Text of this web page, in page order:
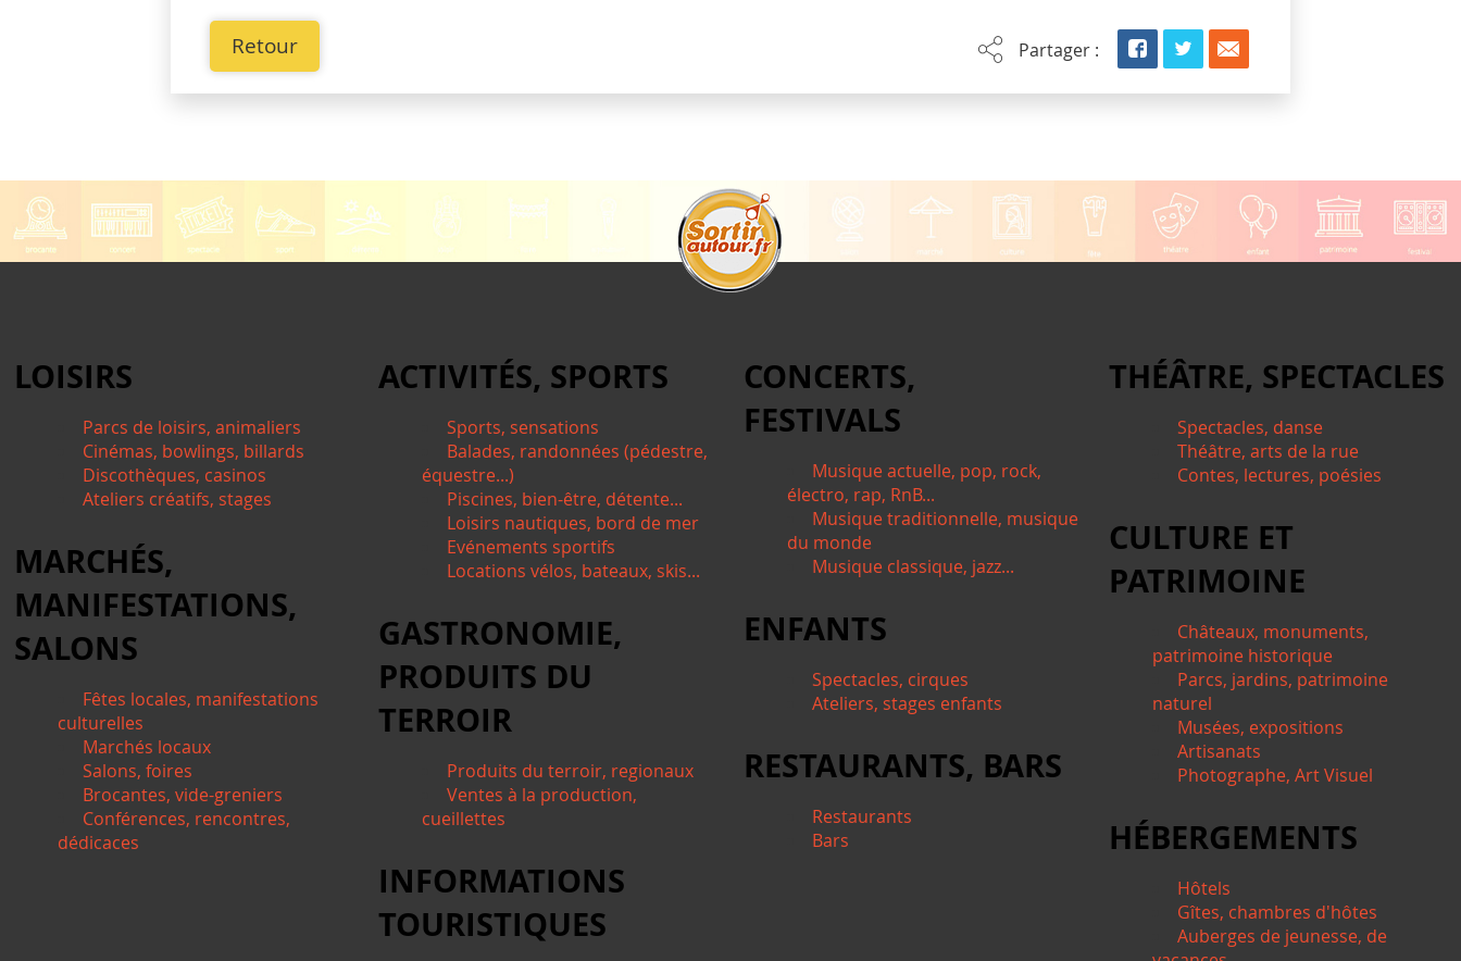
Retour Partager :
LOISIRS
Parcs de loisirs, animaliers
Cinémas, bowlings, billards
Discothèques, casinos
Ateliers créatifs, stages
ACTIVITÉS, SPORTS
Sports, sensations
Balades, randonnées (pédestre,
équestre...)
Piscines, bien-être, détente...
Loisirs nautiques, bord de mer
Evénements sportifs
Locations vélos, bateaux, skis...
CONCERTS,
FESTIVALS
Musique actuelle, pop, rock,
électro, rap, RnB...
Musique traditionnelle, musique
du monde
Musique classique, jazz...
THÉÂTRE, SPECTACLES
Spectacles, danse
Théâtre, arts de la rue
Contes, lectures, poésies
CULTURE ET
PATRIMOINE
Châteaux, monuments,
patrimoine historique
Parcs, jardins, patrimoine
naturel
Musées, expositions
Artisanats
Photographe, Art Visuel
MARCHÉS,
MANIFESTATIONS,
SALONS
Fêtes locales, manifestations
culturelles
Marchés locaux
Salons, foires
Brocantes, vide-greniers
Conférences, rencontres,
dédicaces
ENFANTS
Spectacles, cirques
Ateliers, stages enfants
GASTRONOMIE,
PRODUITS DU
TERROIR
Produits du terroir, regionaux
Ventes à la production,
cueillettes
RESTAURANTS, BARS
Restaurants
Bars
HÉBERGEMENTS
Hôtels
Gîtes, chambres d'hôtes
Auberges de jeunesse, de
INFORMATIONS
TOURISTIQUES